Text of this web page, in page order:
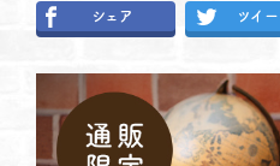
シェア ツイー